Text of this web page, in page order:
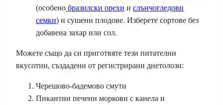
(особено бразилски орехи и слънчогледови
семки) и сушени плодове. Изберете сортове без
добавена захар или сол.
Можете също да си приготвяте тези питателни
вкусотии, създадени от регистрирани диетолози:
Черешово-бадемово смути
Пикантни печени моркови с канела и